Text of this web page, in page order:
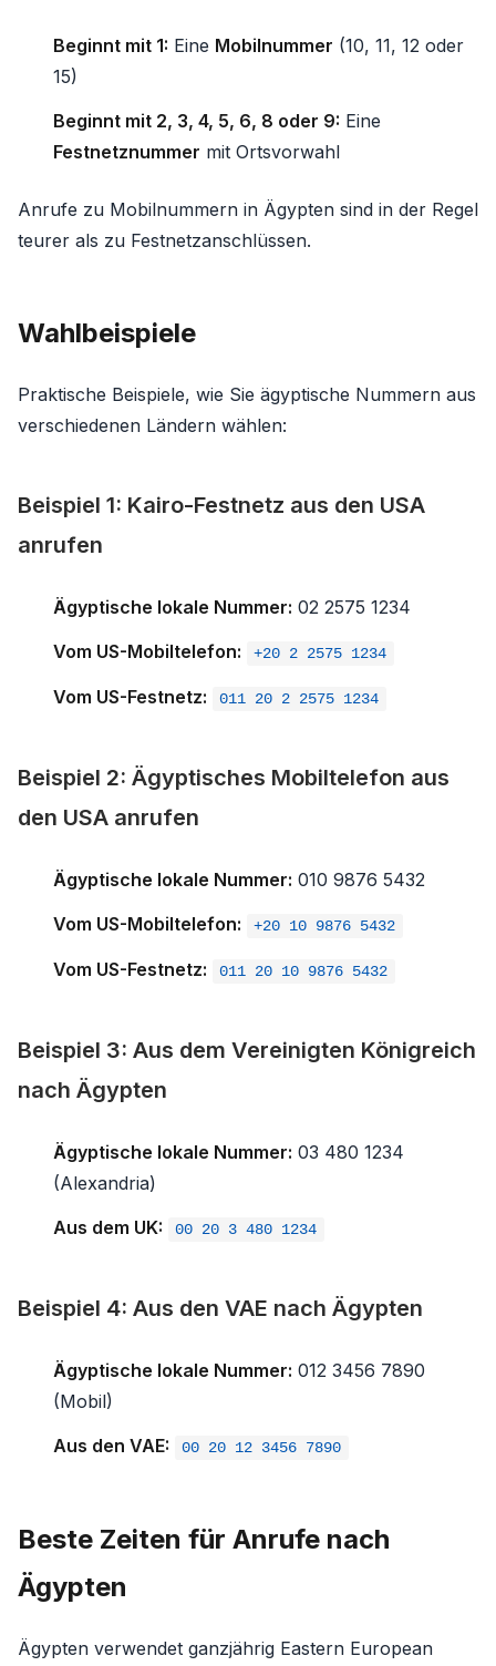
Beginnt mit 1: Eine Mobilnummer (10, 11, 12 oder
15)
Beginnt mit 2, 3, 4, 5, 6, 8 oder 9: Eine
Festnetznummer mit Ortsvorwahl
Anrufe zu Mobilnummern in Ägypten sind in der Regel
teurer als zu Festnetzanschlüssen.
Wahlbeispiele
Praktische Beispiele, wie Sie ägyptische Nummern aus
verschiedenen Ländern wählen:
Beispiel 1: Kairo-Festnetz aus den USA
anrufen
Ägyptische lokale Nummer: 02 2575 1234
Vom US-Mobiltelefon:
+20 2 2575 1234
Vom US-Festnetz: 011 20 2 2575 1234
Beispiel 2: Ägyptisches Mobiltelefon aus
den USA anrufen
Ägyptische lokale Nummer: 010 9876 5432
Vom US-Mobiltelefon:
+20 10 9876 5432
Vom US-Festnetz: 011 20 10 9876 5432
Beispiel 3: Aus dem Vereinigten Königreich
nach Ägypten
Ägyptische lokale Nummer: 03 480 1234
(Alexandria)
Aus dem UK:
00 20 3 480 1234
Beispiel 4: Aus den VAE nach Ägypten
Ägyptische lokale Nummer: 012 3456 7890
(Mobil)
Aus den VAE:
00 20 12 3456 7890
Beste Zeiten für Anrufe nach
Ägypten
Ägypten verwendet ganzjährig Eastern European